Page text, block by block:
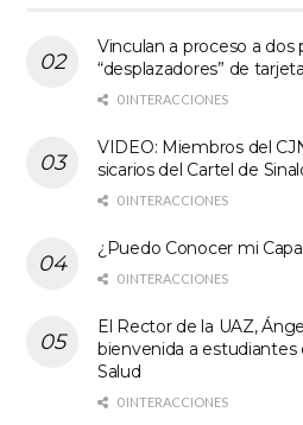
Vinculan a proceso a dos
“desplazadores” de
0 INTERACCIONES
VIDEO: Miembros del
sicarios del Cartel de
0 INTERACCIONES
¿Puedo Conocer mi
0 INTERACCIONES
El Rector de la UAZ,
bienvenida a estudiantes
Salud
0 INTERACCIONES